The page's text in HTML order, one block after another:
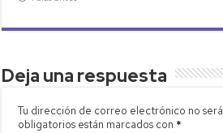
Deja una respuesta
Tu dirección de correo electrónico no
obligatorios están marcados con *